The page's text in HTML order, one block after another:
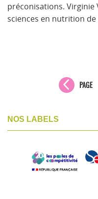
préconisations. Virginie
sciences en nutrition
PAGE
NOS LABELS